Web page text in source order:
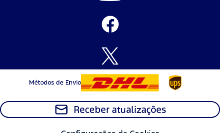
Métodos de Envio
Receber atualizações